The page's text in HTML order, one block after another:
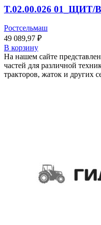
T.02.00.026 01_ЩИТ/
Ростсельмаш
49 089,97 ₽
В корзину
На нашем сайте
частей для различной
тракторов, жаток и других